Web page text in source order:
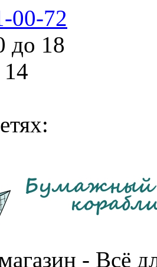
00-72
до 18
- Всё